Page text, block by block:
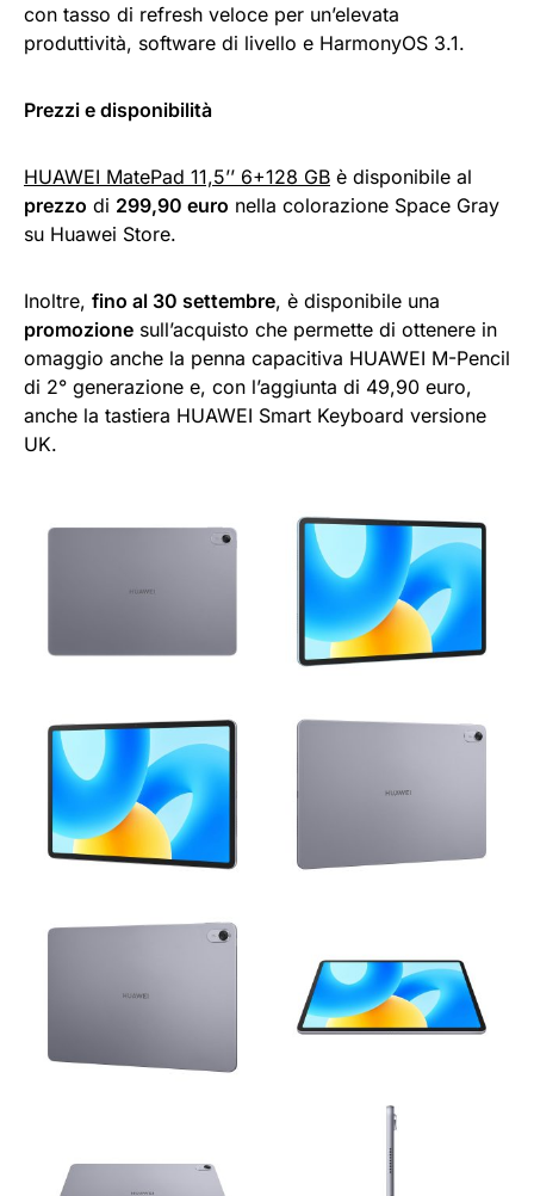
con tasso di refresh veloce per un’elevata
produttività, software di livello e HarmonyOS 3.1.
Prezzi e disponibilità
HUAWEI MatePad 11,5’’ 6+128 GB è disponibile al
prezzo di 299,90 euro nella colorazione Space Gray
su Huawei Store.
Inoltre, fino al 30 settembre, è disponibile una
promozione sull’acquisto che permette di ottenere in
omaggio anche la penna capacitiva HUAWEI M-Pencil
di 2° generazione e, con l’aggiunta di 49,90 euro,
anche la tastiera HUAWEI Smart Keyboard versione
UK.